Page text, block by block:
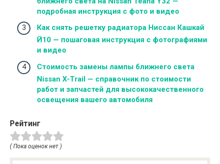
подробная инструкция с фото и видео
Как снять решетку радиатора Ниссан Кашкай
Й10 — пошаговая инструкция с фотографиями
и видео
Стоимость замены лампы ближнего света
Nissan X-Trail — справочник по стоимости
работ и запчастей для высококачественного
освещения вашего автомобиля
Рейтинг
( Пока оценок нет )